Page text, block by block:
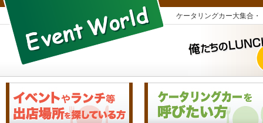
ケータリングカー大集合